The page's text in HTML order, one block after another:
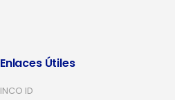
Enlaces Útiles
INCO ID